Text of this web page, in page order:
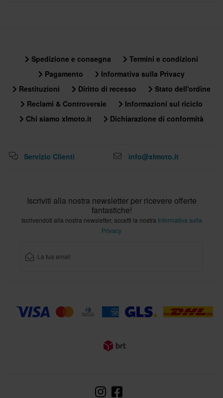
Spedizione e consegna
Termini e condizioni
Pagamento
Informativa sulla Privacy
Restituzioni
Diritto di recesso
Stato dell'ordine
Reclami & Controversie
Informazioni sul riciclo
Chi siamo xlmoto.it
Dichiarazione di conformità
Servizio Clienti info@xlmoto.it
Iscriviti alla nostra newsletter per ricevere offerte
fantastiche!
Iscrivendoti alla nostra newsletter, accetti la nostra Informativa sulla
Privacy